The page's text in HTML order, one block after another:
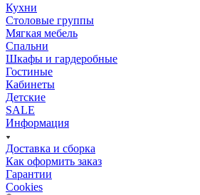
Кухни
Столовые группы
Мягкая мебель
Спальни
Шкафы и гардеробные
Гостиные
Кабинеты
Детские
SALE
Информация
Доставка и сборка
Как оформить заказ
Гapaнтии
Cookies